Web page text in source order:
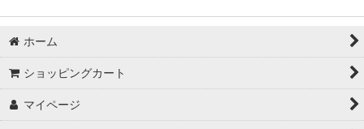
ホーム
ショッピングカート
マイページ